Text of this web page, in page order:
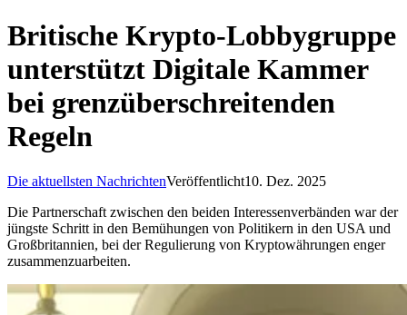
Britische Krypto-Lobbygruppe
unterstützt Digitale Kammer
bei grenzüberschreitenden
Regeln
Die aktuellsten NachrichtenVeröffentlicht10. Dez. 2025
Die Partnerschaft zwischen den beiden Interessenverbänden war der
jüngste Schritt in den Bemühungen von Politikern in den USA und
Großbritannien, bei der Regulierung von Kryptowährungen enger
zusammenzuarbeiten.